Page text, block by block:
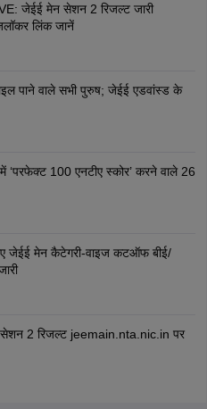
जेईई मेन सेशन 2 रिजल्ट जारी
लिंक जानें
पाने वाले सभी पुरुष; जेईई एडवांस्ड के
100 एनटीए स्कोर’ करने वाले 26
जेईई मेन कैटेगरी-वाइज कटऑफ बीई/
2 रिजल्ट jeemain.nta.nic.in पर